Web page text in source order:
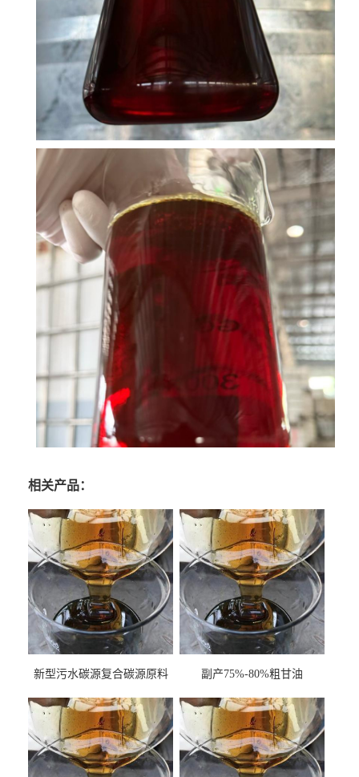
相关产品：
新型污水碳源复合碳源原料
副产75%-80%粗甘油